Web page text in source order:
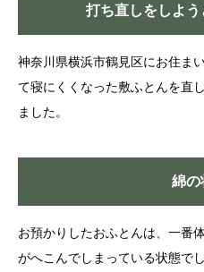
打ち直しをしよ
神奈川県横浜市鶴見区にお住ま
て寝にくくなった敷ふとんを直
ました。
綿の
お預かりしたおふとんは、一番
がへこんでしまっている状態で